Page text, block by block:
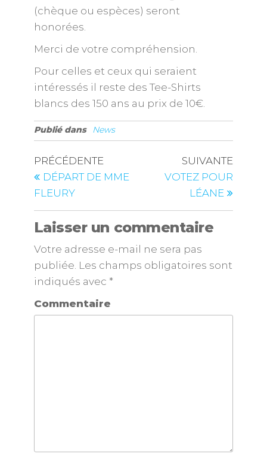
(chèque ou espèces) seront
honorées.
Merci de votre compréhension.
Pour celles et ceux qui seraient
intéressés il reste des Tee-Shirts
blancs des 150 ans au prix de 10€.
Publié dans News
PRÉCÉDENTE
DÉPART DE MME
FLEURY
SUIVANTE
VOTEZ POUR
LÉANE
Laisser un commentaire
Votre adresse e-mail ne sera pas
publiée. Les champs obligatoires sont
indiqués avec *
Commentaire